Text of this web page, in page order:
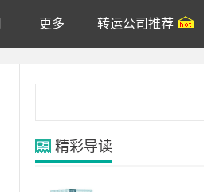
更多 转运公司推荐
精彩导读